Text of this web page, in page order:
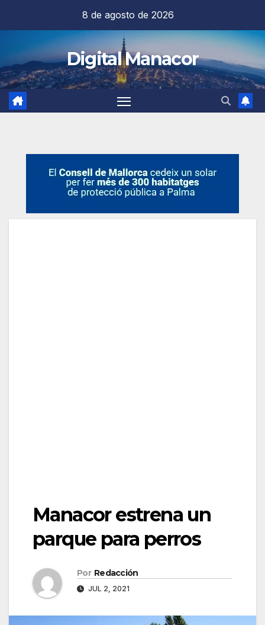
contenido
8 de agosto de 2026
Digital Manacor
Manacor estrena un
parque para perros
Por Redacción
JUL 2, 2021